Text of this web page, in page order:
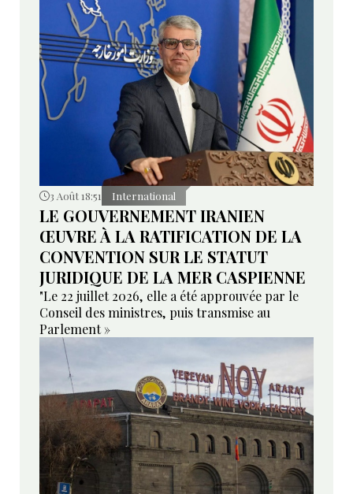
3 Août 18:51 International
LE GOUVERNEMENT IRANIEN
ŒUVRE À LA RATIFICATION DE LA
CONVENTION SUR LE STATUT
JURIDIQUE DE LA MER CASPIENNE
"Le 22 juillet 2026, elle a été approuvée par le
Conseil des ministres, puis transmise au
Parlement »